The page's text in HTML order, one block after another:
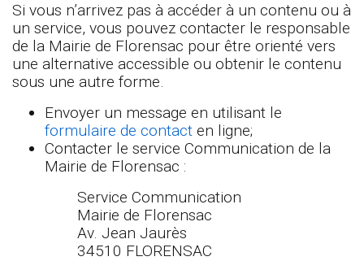
Si vous n’arrivez pas à accéder à un contenu ou à
un service, vous pouvez contacter le responsable
de la Mairie de Florensac pour être orienté vers
une alternative accessible ou obtenir le contenu
sous une autre forme.
Envoyer un message en utilisant le
formulaire de contact en ligne;
Contacter le service Communication de la
Mairie de Florensac :
Service Communication
Mairie de Florensac
Av. Jean Jaurès
34510 FLORENSAC